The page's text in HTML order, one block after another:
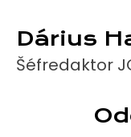
Dárius
Šéfredaktor